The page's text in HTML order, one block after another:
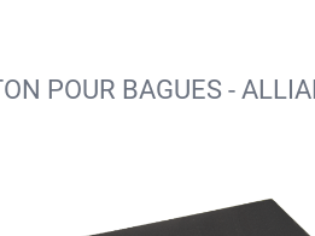
POUR BAGUES -